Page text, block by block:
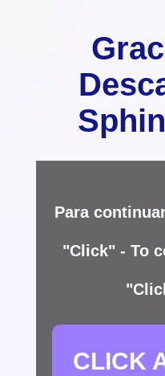
Para
"Click" - To
CLICK